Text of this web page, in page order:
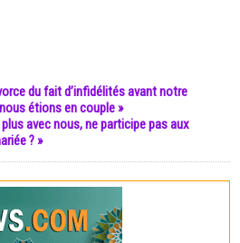
du fait d’infidélités avant notre
étions en couple »
avec nous, ne participe pas aux
? »